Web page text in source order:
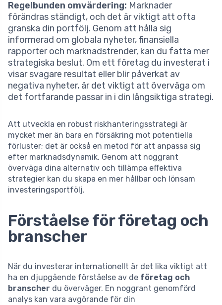
Regelbunden omvärdering: Marknader
förändras ständigt, och det är viktigt att ofta
granska din portfölj. Genom att hålla sig
informerad om globala nyheter, finansiella
rapporter och marknadstrender, kan du fatta mer
strategiska beslut. Om ett företag du investerat i
visar svagare resultat eller blir påverkat av
negativa nyheter, är det viktigt att överväga om
det fortfarande passar in i din långsiktiga strategi.
Att utveckla en robust riskhanteringsstrategi är
mycket mer än bara en försäkring mot potentiella
förluster; det är också en metod för att anpassa sig
efter marknadsdynamik. Genom att noggrant
överväga dina alternativ och tillämpa effektiva
strategier kan du skapa en mer hållbar och lönsam
investeringsportfölj.
Förståelse för företag och
branscher
När du investerar internationellt är det lika viktigt att
ha en djupgående förståelse av de företag och
branscher du överväger. En noggrant genomförd
analys kan vara avgörande för din